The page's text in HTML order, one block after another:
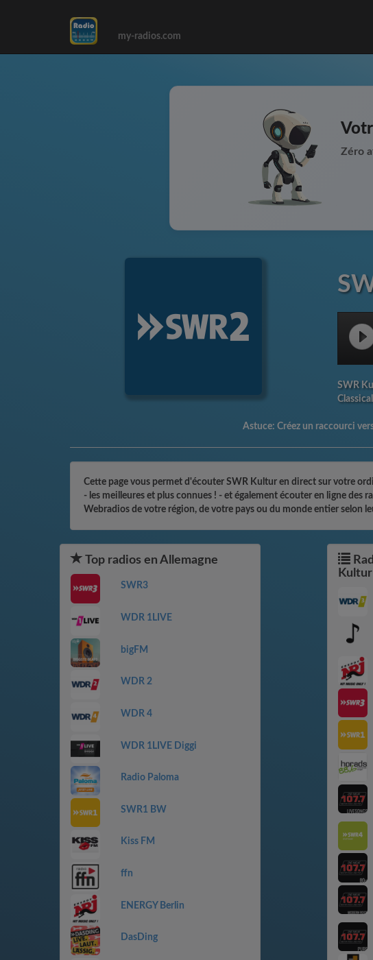
my-radios.com
Zéro
SWR
Classical
Astuce: Créez un raccourci
Cette page vous permet d'écouter SWR Kultur en direct sur votre
- les meilleures et plus connues ! - et également écouter en ligne
Webradios de votre région, de votre pays ou du monde entier selon
Top radios en Allemagne
SWR3
WDR 1LIVE
bigFM
WDR 2
WDR 4
WDR 1LIVE Diggi
Radio Paloma
SWR1 BW
Kiss FM
ffn
ENERGY Berlin
DasDing
Kultur